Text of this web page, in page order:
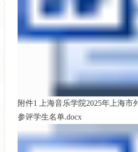
附件1 上海音乐学院2025年上海市
参评学生名单.docx